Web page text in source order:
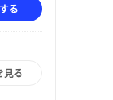
る
見る